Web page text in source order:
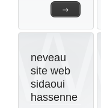
→
neveau
site web
sidaoui
hassenne